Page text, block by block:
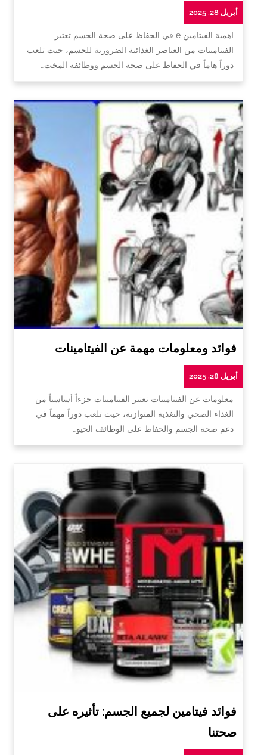
أبريل 28, 2025
اهمية الفيتامين e في الحفاظ على صحة الجسم تعتبر
الفيتامينات من العناصر الغذائية الضرورية للجسم، حيث تلعب
دوراً هاماً في الحفاظ على صحة الجسم ووظائفه المخت…
فوائد ومعلومات مهمة عن الفيتامينات
أبريل 28, 2025
معلومات عن الفيتامينات تعتبر الفيتامينات جزءاً أساسياً من
الغذاء الصحي والتغذية المتوازنة، حيث تلعب دوراً مهماً في
دعم صحة الجسم والحفاظ على الوظائف الحيو…
فوائد فيتامين لجميع الجسم: تأثيره على
صحتنا